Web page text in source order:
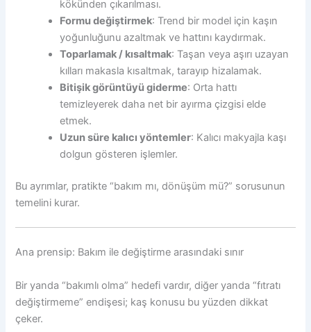
kökünden çıkarılması.
Formu değiştirmek: Trend bir model için kaşın
yoğunluğunu azaltmak ve hattını kaydırmak.
Toparlamak / kısaltmak: Taşan veya aşırı uzayan
kılları makasla kısaltmak, tarayıp hizalamak.
Bitişik görüntüyü giderme: Orta hattı
temizleyerek daha net bir ayırma çizgisi elde
etmek.
Uzun süre kalıcı yöntemler: Kalıcı makyajla kaşı
dolgun gösteren işlemler.
Bu ayrımlar, pratikte “bakım mı, dönüşüm mü?” sorusunun
temelini kurar.
Ana prensip: Bakım ile değiştirme arasındaki sınır
Bir yanda “bakımlı olma” hedefi vardır, diğer yanda “fıtratı
değiştirmeme” endişesi; kaş konusu bu yüzden dikkat
çeker.